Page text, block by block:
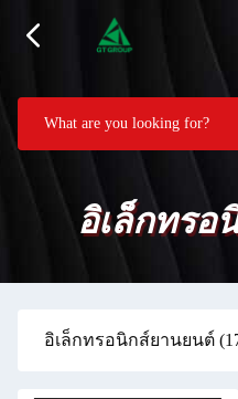
อิเล็กทรอ
อิเล็กทรอนิกส์ยานยนต์